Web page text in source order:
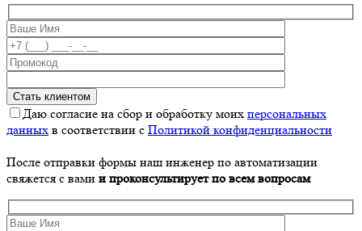
Даю согласие на сбор и обработку моих персональных
данных в соответствии с Политикой конфиденциальности
После отправки формы наш инженер по автоматизации
свяжется с вами и проконсультирует по всем вопросам